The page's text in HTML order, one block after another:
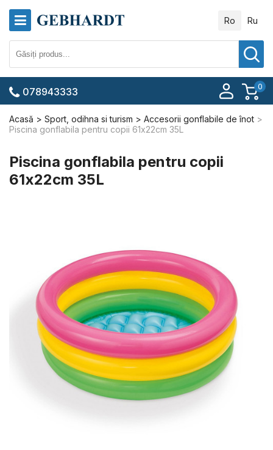
Ro Ru
0
078943333
Acasă Sport, odihna si turism
Accesorii gonflabile de înot
Piscina gonflabila pentru copii 61х22cm 35L
Piscina gonflabila pentru copii
61х22cm 35L